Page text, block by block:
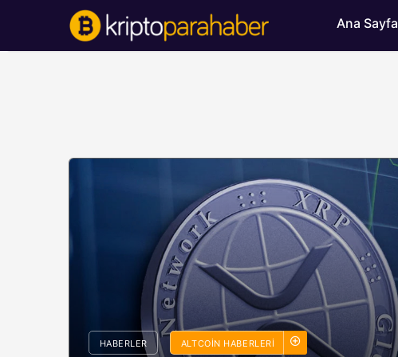
Ana Sayfa
HABERLER ALTCOIN HABERLERI
BITCOIN HABERLERI